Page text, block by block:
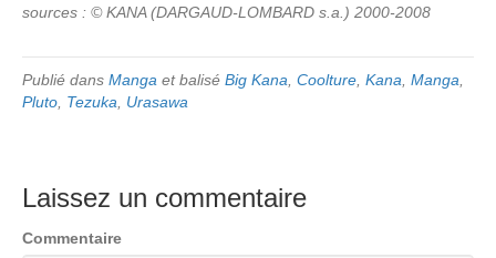
sources : © KANA (DARGAUD-LOMBARD s.a.) 2000-2008
Publié dans Manga et balisé Big Kana Coolture Kana Manga
Pluto Tezuka Urasawa
Laissez un commentaire
Commentaire